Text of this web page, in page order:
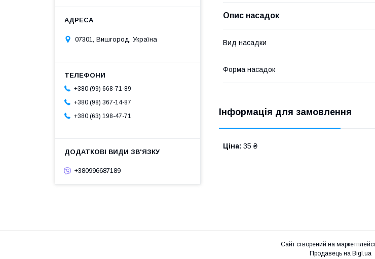
Опис насадок
Вид насадки
Форма насадок
Інформація для замовлення
Ціна: 35 ₴
07301, Вишгород, Україна
+380 (99) 668-71-89
+380 (98) 367-14-87
+380 (63) 198-47-71
+380996687189
Сайт створений на маркетплейсі
Продавець на Bigl.ua